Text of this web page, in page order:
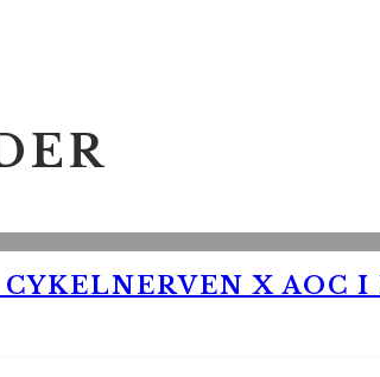
X AOC